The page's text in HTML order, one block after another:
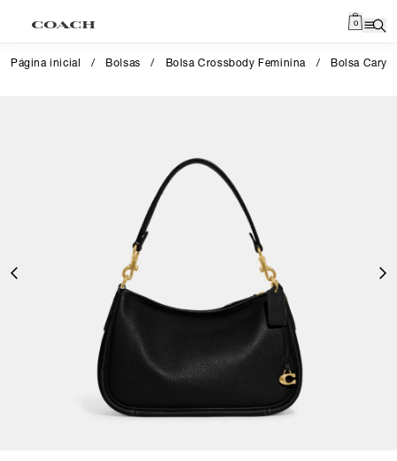
0
Página inicial / Bolsas / Bolsa Crossbody Feminina / Bolsa Cary